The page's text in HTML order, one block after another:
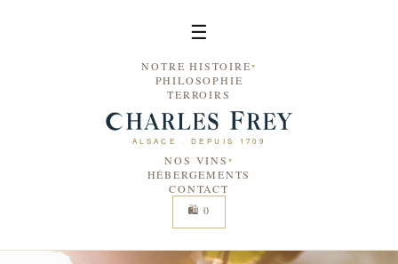
☰
NOTRE HISTOIRE
PHILOSOPHIE
TERROIRS
ALSACE ·DEPUIS 1709
NOS VINS
HÉBERGEMENTS
CONTACT
🛍 0